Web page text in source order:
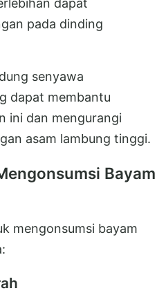
pada dinding
senyawa
dapat membantu
ini dan mengurangi
asam lambung tinggi.
Bayam
mengonsumsi bayam